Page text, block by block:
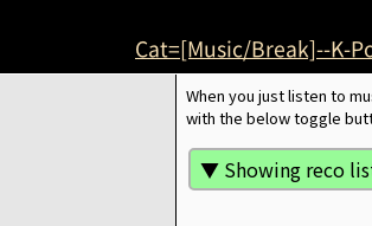
Cat=[Music/Break]--K-